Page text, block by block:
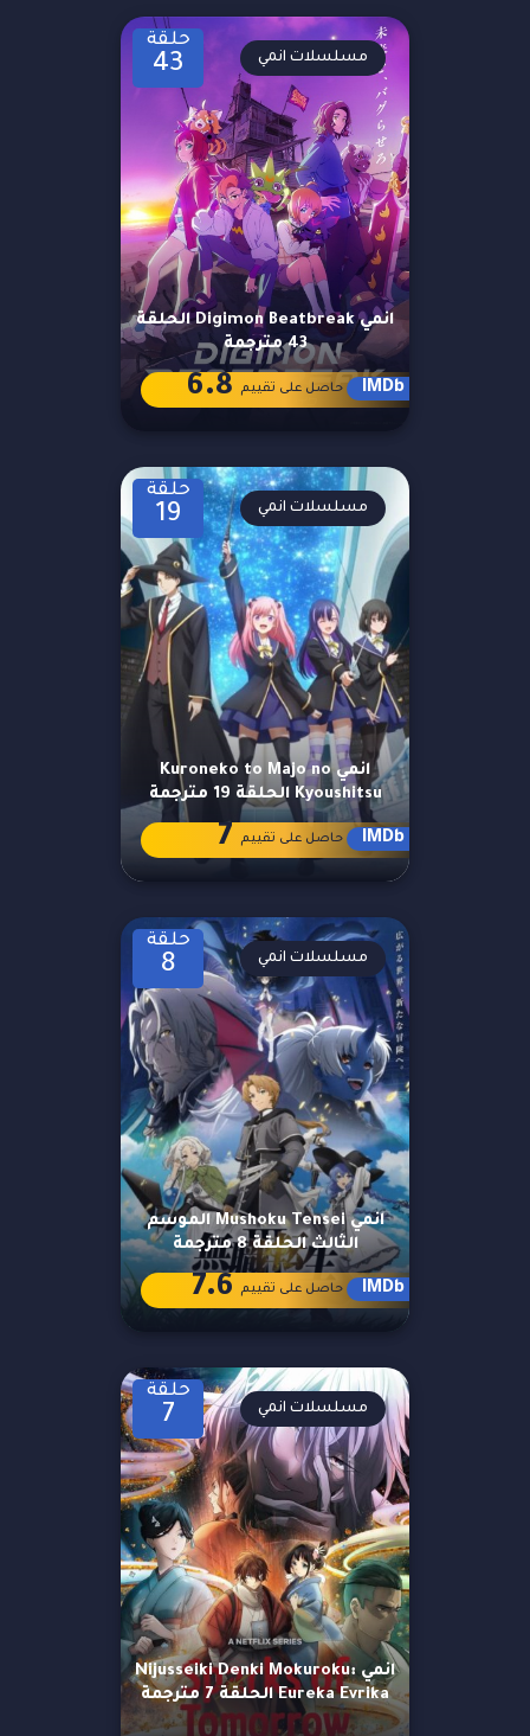
حلقة
43
انمي Digimon Beatbreak الحلقة
43 مترجمة
مسلسلات انمي
IMDb حاصل على تقييم 6.8
حلقة
19
انمي Kuroneko to Majo no
Kyoushitsu الحلقة 19 مترجمة
مسلسلات انمي
IMDb حاصل على تقييم 7
حلقة
8
انمي Mushoku Tensei الموسم
الثالث الحلقة 8 مترجمة
مسلسلات انمي
IMDb حاصل على تقييم 7.6
حلقة
7
انمي Nijusseiki Denki Mokuroku:
Eureka Evrika الحلقة 7 مترجمة
مسلسلات انمي